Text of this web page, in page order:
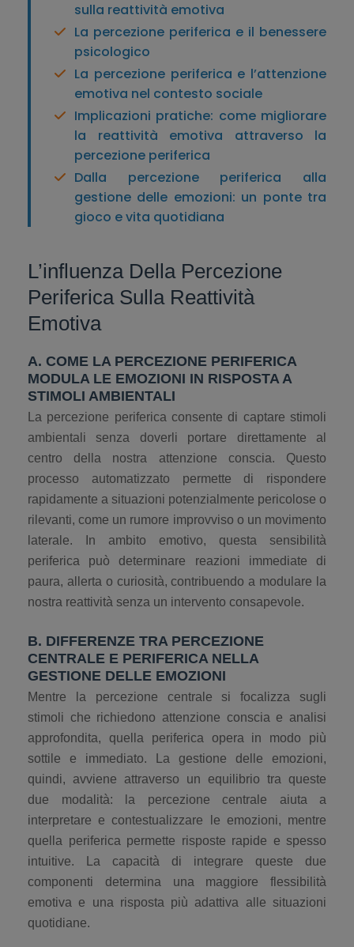
sulla reattività emotiva
La percezione periferica e il benessere
psicologico
La percezione periferica e l’attenzione
emotiva nel contesto sociale
Implicazioni pratiche: come migliorare
la reattività emotiva attraverso la
percezione periferica
Dalla percezione periferica alla
gestione delle emozioni: un ponte tra
gioco e vita quotidiana
L’influenza Della Percezione
Periferica Sulla Reattività
Emotiva
A. COME LA PERCEZIONE PERIFERICA
MODULA LE EMOZIONI IN RISPOSTA A
STIMOLI AMBIENTALI
La percezione periferica consente di captare stimoli
ambientali senza doverli portare direttamente al
centro della nostra attenzione conscia. Questo
processo automatizzato permette di rispondere
rapidamente a situazioni potenzialmente pericolose o
rilevanti, come un rumore improvviso o un movimento
laterale. In ambito emotivo, questa sensibilità
periferica può determinare reazioni immediate di
paura, allerta o curiosità, contribuendo a modulare la
nostra reattività senza un intervento consapevole.
B. DIFFERENZE TRA PERCEZIONE
CENTRALE E PERIFERICA NELLA
GESTIONE DELLE EMOZIONI
Mentre la percezione centrale si focalizza sugli
stimoli che richiedono attenzione conscia e analisi
approfondita, quella periferica opera in modo più
sottile e immediato. La gestione delle emozioni,
quindi, avviene attraverso un equilibrio tra queste
due modalità: la percezione centrale aiuta a
interpretare e contestualizzare le emozioni, mentre
quella periferica permette risposte rapide e spesso
intuitive. La capacità di integrare queste due
componenti determina una maggiore flessibilità
emotiva e una risposta più adattiva alle situazioni
quotidiane.